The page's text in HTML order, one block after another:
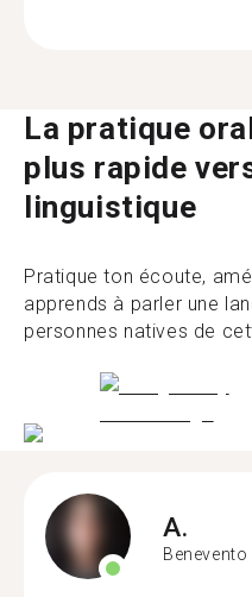
La pratique
plus rapide
linguistique
Pratique ton écoute,
apprends à parler une
personnes natives de
A.
Benevento